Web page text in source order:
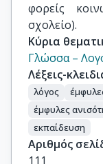
φορείς
σχολείο).
Κύρια
Γλώσσα –
Λέξεις-
λόγος
έμφυλες
εκπαίδευση
Αριθμός
111